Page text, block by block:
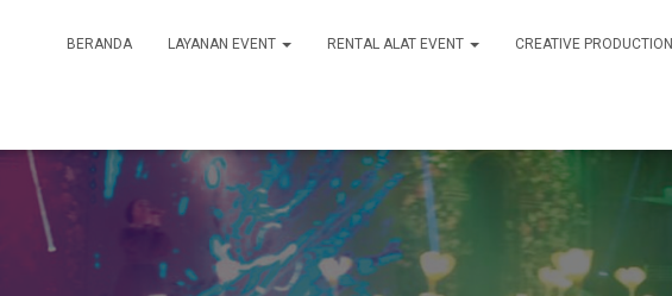
BERANDA LAYANAN EVENT RENTAL ALAT EVENT CREATIVE PRODUCTION